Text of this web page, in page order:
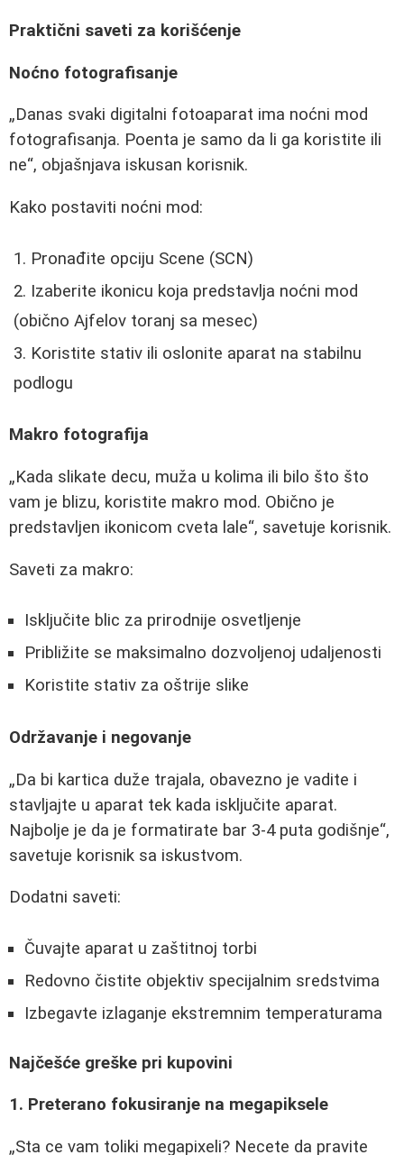
Praktični saveti za korišćenje
Noćno fotografisanje
Danas svaki digitalni fotoaparat ima noćni mod
fotografisanja. Poenta je samo da li ga koristite ili
ne , objašnjava iskusan korisnik.
Kako postaviti noćni mod:
Pronađite opciju Scene (SCN)
Izaberite ikonicu koja predstavlja noćni mod
(obično Ajfelov toranj sa mesec)
Koristite stativ ili oslonite aparat na stabilnu
podlogu
Makro fotografija
Kada slikate decu, muža u kolima ili bilo što što
vam je blizu, koristite makro mod. Obično je
predstavljen ikonicom cveta lale , savetuje korisnik.
Saveti za makro:
Isključite blic za prirodnije osvetljenje
Približite se maksimalno dozvoljenoj udaljenosti
Koristite stativ za oštrije slike
Održavanje i negovanje
Da bi kartica duže trajala, obavezno je vadite i
stavljajte u aparat tek kada isključite aparat.
Najbolje je da je formatirate bar 3-4 puta godišnje ,
savetuje korisnik sa iskustvom.
Dodatni saveti:
Čuvajte aparat u zaštitnoj torbi
Redovno čistite objektiv specijalnim sredstvima
Izbegavte izlaganje ekstremnim temperaturama
Najčešće greške pri kupovini
1. Preterano fokusiranje na megapiksele
Sta ce vam toliki megapixeli? Necete da pravite